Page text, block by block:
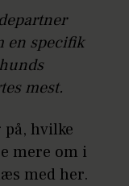
en specifik
mest.
hvilke
mere om i
med her.